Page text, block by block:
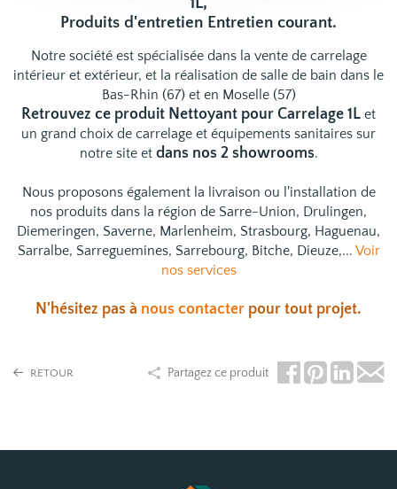
Produits d'entretien Entretien courant.
Notre société est spécialisée dans la vente de carrelage
intérieur et extérieur, et la réalisation de salle de bain dans le
Bas-Rhin (67) et en Moselle (57)
Retrouvez ce produit Nettoyant pour Carrelage 1L et
un grand choix de carrelage et équipements sanitaires sur
notre site et dans nos 2 showrooms.
Nous proposons également la livraison ou l'installation de
nos produits dans la région de Sarre-Union, Drulingen,
Diemeringen, Saverne, Marlenheim, Strasbourg, Haguenau,
Sarralbe, Sarreguemines, Sarrebourg, Bitche, Dieuze,... Voir
nos services
N'hésitez pas à nous contacter pour tout projet.
RETOUR Partagez ce produit